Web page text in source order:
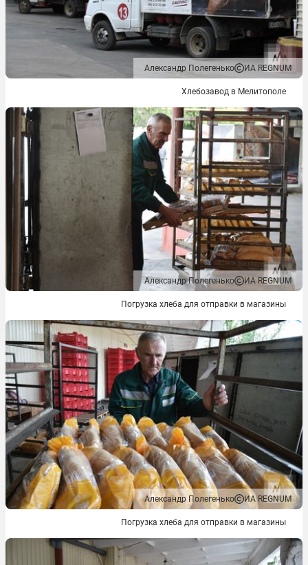
Александр Полегенько ИА REGNUM
Хлебозавод в Мелитополе
Александр Полегенько ИА REGNUM
Погрузка хлеба для отправки в магазины
Александр Полегенько ИА REGNUM
Погрузка хлеба для отправки в магазины